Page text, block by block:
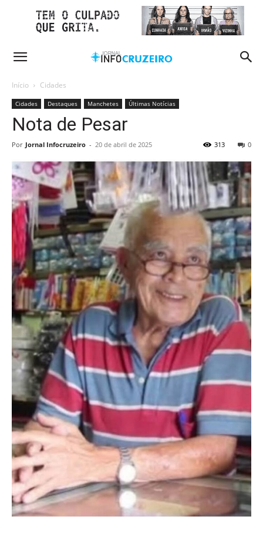
Início Cidades
Cidades Destaques Manchetes Últimas Notícias
Nota de Pesar
Por Jornal Infocruzeiro - 20 de abril de 2025 0
313